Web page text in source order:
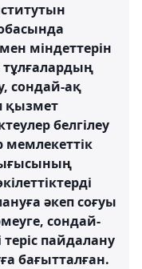
міндеттерін
тұлғалардың
сондай-ақ
қызмет
белгілеу
мемлекеттік
әкеп соғуы
сондай-
теріс пайдалану
бағытталған.